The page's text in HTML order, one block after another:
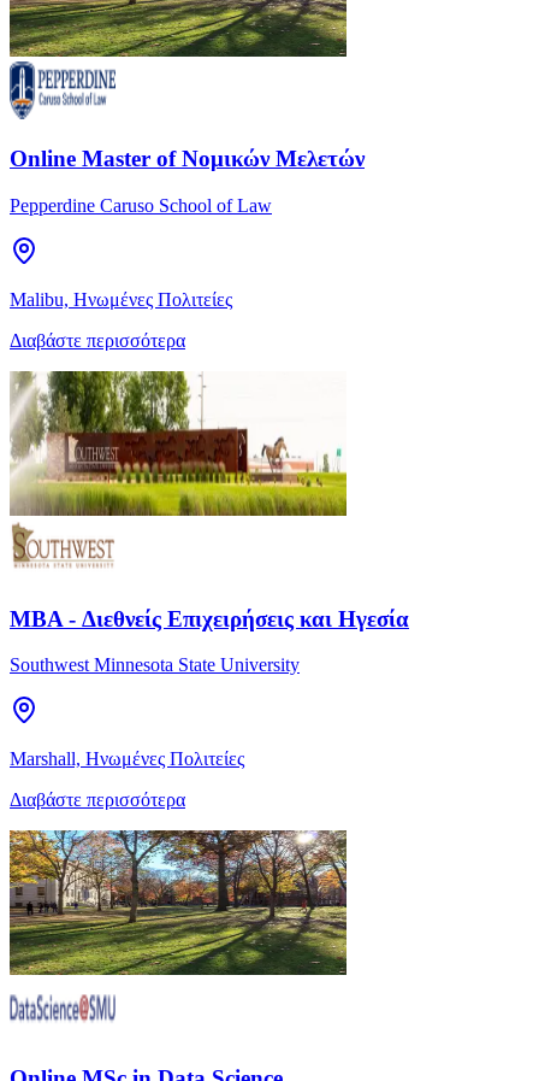
Online Master of Νομικών Μελετών
Pepperdine Caruso School of Law
Malibu, Ηνωμένες Πολιτείες
Διαβάστε περισσότερα
MBA - Διεθνείς Επιχειρήσεις και Ηγεσία
Southwest Minnesota State University
Marshall, Ηνωμένες Πολιτείες
Διαβάστε περισσότερα